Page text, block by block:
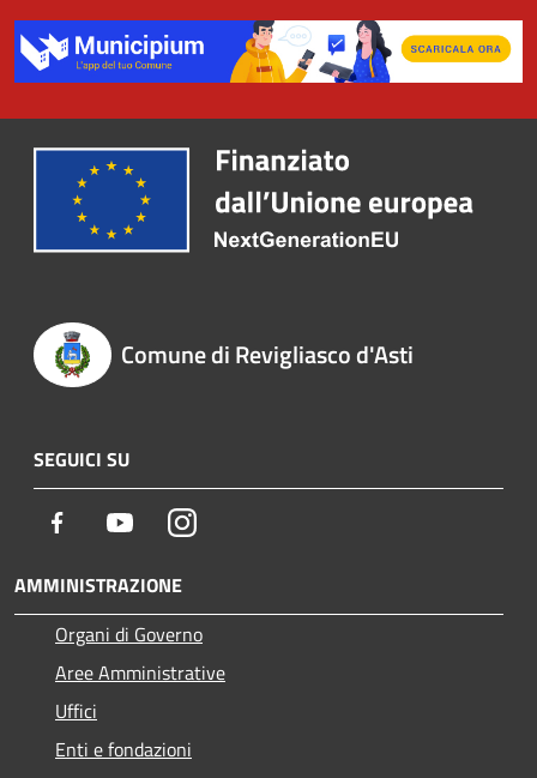
Comune di Revigliasco d'Asti
SEGUICI SU
Facebook YoutubeInstagram
AMMINISTRAZIONE
Organi di Governo
Aree Amministrative
Uffici
Enti e fondazioni